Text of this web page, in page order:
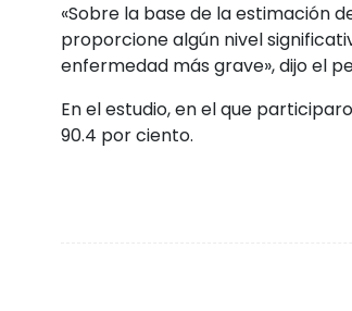
«Sobre la base de la estimación
proporcione algún nivel
enfermedad más grave», dijo el
En el estudio, en el que
90.4 por ciento.